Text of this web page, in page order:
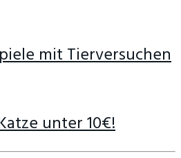
mit Tierversuchen
unter 10€!